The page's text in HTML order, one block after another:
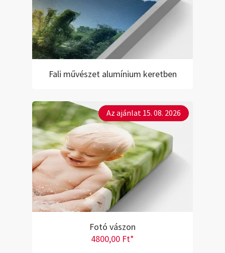
Fali művészet alumínium keretben
Az ajánlat 15. 08. 2026
Fotó vászon
4800,00 Ft*